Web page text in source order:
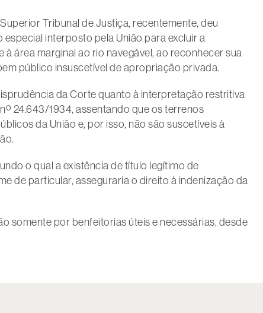
Tribunal de Justiça, recentemente, deu
interposto pela União para excluir a
à área marginal ao rio navegável, ao reconhecer sua
público insuscetível de apropriação privada.
da Corte quanto à interpretação restritiva
24.643/1934, assentando que os terrenos
da União e, por isso, não são suscetíveis à
o qual a existência de título legítimo de
de particular, asseguraria o direito à indenização da
somente por benfeitorias úteis e necessárias, desde